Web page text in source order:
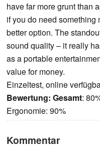
have far more grunt than
if you do need something
better option. The
sound quality – it really
as a portable
value for money.
Einzeltest, online
Bewertung: Gesamt:
Ergonomie: 90%
Kommentar